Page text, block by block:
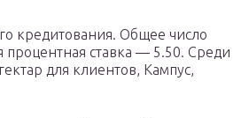
кредитования. Общее число
ставка — 5.50. Среди
для клиентов, Кампус,